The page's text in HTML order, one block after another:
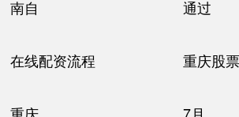
南自 通过
在线配资流程 重庆股